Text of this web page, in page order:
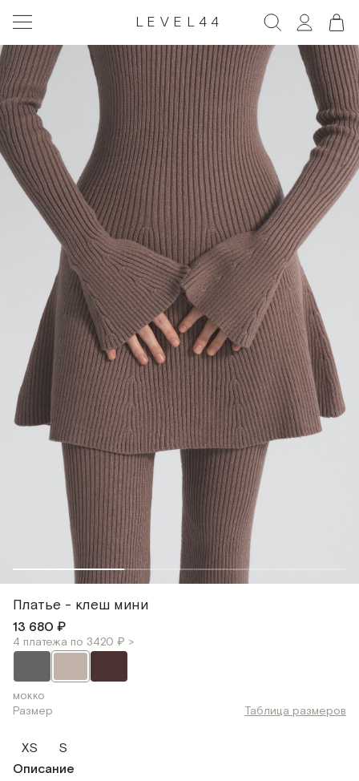
LEVEL44
Платье - клеш мини
13 680 ₽
4 платежа по 3420 ₽ >
мокко
Размер
Таблица размеров
XS
S
Описание